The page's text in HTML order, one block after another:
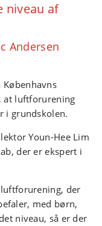
niveau af
Andersen
at luftforurening
i grundskolen.
Youn-Hee Lim
der er ekspert i
der
med børn,
niveau, så er der